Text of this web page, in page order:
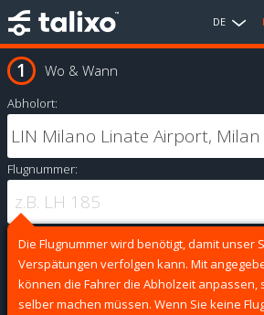
DE
Wo & Wann
Abholort:
Flugnummer:
Die Flugnummer wird benötigt, damit unser
Verspätungen verfolgen kann. Mit
können die Fahrer die Abholzeit anpassen,
selber machen müssen. Wenn Sie keine